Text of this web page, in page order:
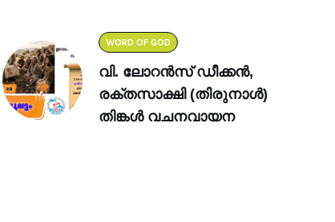
WORD OF GOD
വി. ലോറൻസ് ഡീക്കൻ,
രക്തസാക്ഷി (തിരുനാൾ)
തിങ്കൾ വചനവായന